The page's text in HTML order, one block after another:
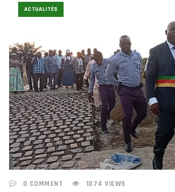
ACTUALITÉS
0 COMMENT 1074 VIEWS